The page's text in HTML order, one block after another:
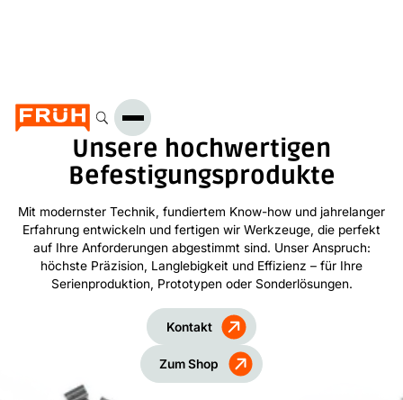
Unsere hochwertigen
Befestigungsprodukte
Mit modernster Technik, fundiertem Know-how und jahrelanger
Erfahrung entwickeln und fertigen wir Werkzeuge, die perfekt
auf Ihre Anforderungen abgestimmt sind. Unser Anspruch:
höchste Präzision, Langlebigkeit und Effizienz – für Ihre
Serienproduktion, Prototypen oder Sonderlösungen.
Kontakt
Zum Shop